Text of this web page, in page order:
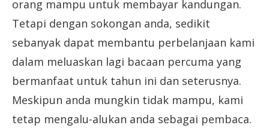
orang mampu untuk membayar kandungan.
Tetapi dengan sokongan anda, sedikit
sebanyak dapat membantu perbelanjaan kami
dalam meluaskan lagi bacaan percuma yang
bermanfaat untuk tahun ini dan seterusnya.
Meskipun anda mungkin tidak mampu, kami
tetap mengalu-alukan anda sebagai pembaca.